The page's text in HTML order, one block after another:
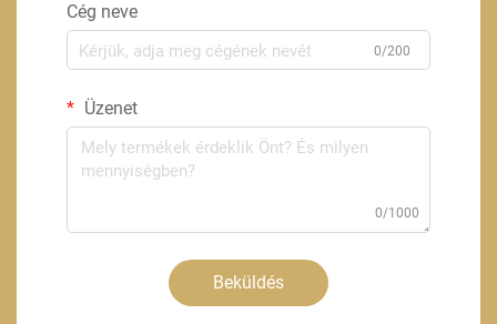
Cég neve
0/200
Üzenet
0/1000
Beküldés